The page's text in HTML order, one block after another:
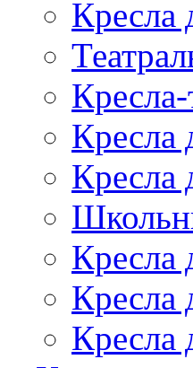
Кресла
Кресла
Кресла
Кресла
Кресла
Кресла